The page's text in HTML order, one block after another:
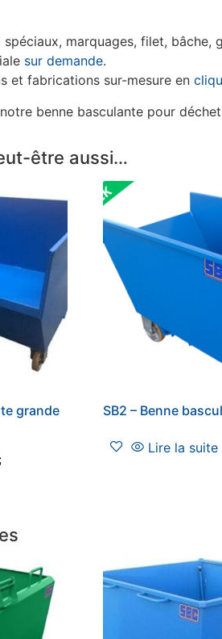
spéciaux, marquages, filet,
sur demande.
et fabrications sur-mesure en
benne basculante pour
être aussi…
grande
SB2 – Benne
Lire la suite